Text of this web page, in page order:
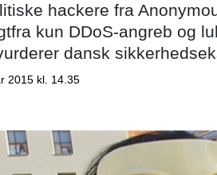
hackere fra
kun DDoS-angreb og
dansk
2015 kl. 14.35